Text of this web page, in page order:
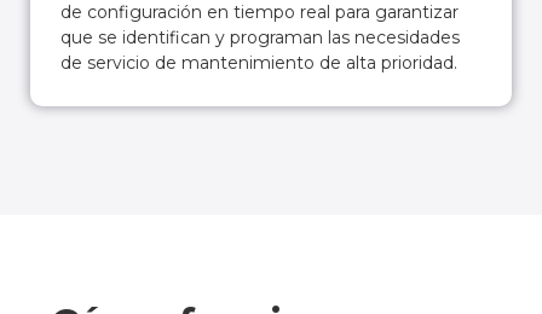
de configuración en tiempo real para garantizar
que se identifican y programan las necesidades
de servicio de mantenimiento de alta prioridad.